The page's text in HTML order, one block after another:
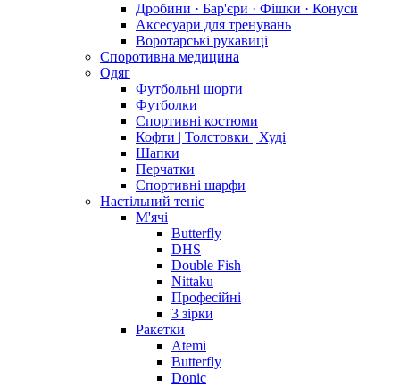
Дробини · Бар'єри · Фішки · Конуси
Аксесуари для тренувань
Воротарські рукавиці
Споротивна медицина
Одяг
Футбольні шорти
Футболки
Спортивні костюми
Кофти | Толстовки | Худі
Шапки
Перчатки
Спортивні шарфи
Настільний теніс
М'ячі
Butterfly
DHS
Double Fish
Nittaku
Професійні
3 зірки
Ракетки
Atemi
Butterfly
Donic